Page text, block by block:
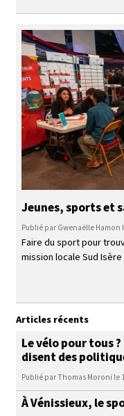
Jeunes, sports et
Publié par Gwenaëlle Hamon
Faire du sport pour
mission locale Sud
Articles récents
Le vélo pour tous
disent des
Publié par Thomas Moroni le
À Vénissieux, le